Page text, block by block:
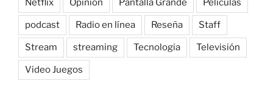
Netflix Opinión Pantalla Grande Peliculas
podcast Radio en línea Reseña Staff
Stream streaming Tecnologia Televisión
Video Juegos